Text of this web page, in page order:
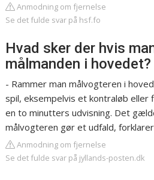
Anmodning om fjernelse
Se det fulde svar på hsf.fo
Hvad sker der hvis
målmanden i hovedet?
- Rammer man målvogteren i
spil, eksempelvis et kontraløb
en to minutters udvisning. Det
målvogteren gør et udfald,
Anmodning om fjernelse
Se det fulde svar på jyllands-posten.dk